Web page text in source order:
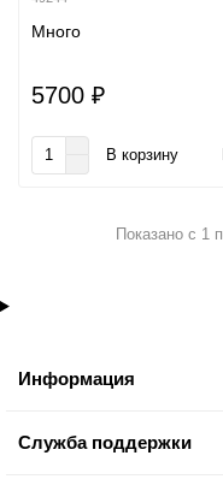
Много
5700 ₽
В корзину
Показано с 1
Информация
Служба поддержки